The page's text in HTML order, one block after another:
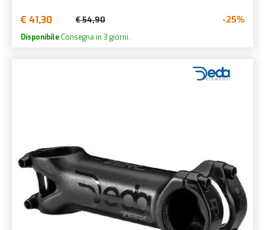
€ 41,30 € 54,90 -25%
Disponibile Consegna in 3 giorni.